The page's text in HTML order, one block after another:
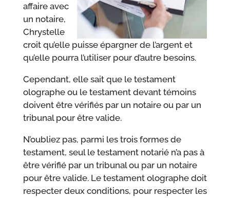
affaire avec
un notaire,
Chrystelle
croit qu’elle puisse épargner de l’argent et
qu’elle pourra l’utiliser pour d’autre besoins.
Cependant, elle sait que le testament
olographe ou le testament devant témoins
doivent être vérifiés par un notaire ou par un
tribunal pour être valide.
N’oubliez pas, parmi les trois formes de
testament, seul le testament notarié n’a pas à
être vérifié par un tribunal ou par un notaire
pour être valide. Le testament olographe doit
respecter deux conditions, pour respecter les